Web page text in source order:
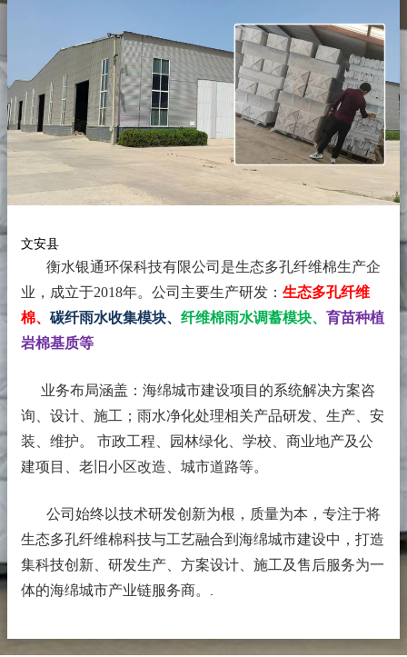
文安县
衡水银通环保科技有限公司是生态多孔纤维棉生产企
业，成立于2018年。 公司主要生产研发： 生态多孔纤维
棉、 碳纤雨水收集模块、 纤维棉雨水调蓄模块、 育苗种植
岩棉基质等
业务布局涵盖：海绵城市建设项目的系统解决方案咨
询、设计、施工；雨水净化处理相关产品研发、生产、安
装、维护。 市政工程、园林绿化、学校、商业地产及公
建项目、老旧小区改造、城市道路等。
公司始终以技术研发创新为根，质量为本，专注于将
生态多孔纤维棉科技与工艺融合到海绵城市建设中，打造
集科技创新、研发生产、方案设计、施工及售后服务为一
体的海绵城市产业链服务商。